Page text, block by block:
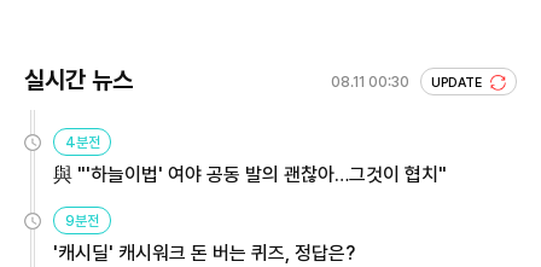
실시간 뉴스 08.11 00:30 UPDATE
4분전
與 "'하늘이법' 여야 공동 발의 괜찮아…그것이 협치"
9분전
'캐시딜' 캐시워크 돈 버는 퀴즈, 정답은?